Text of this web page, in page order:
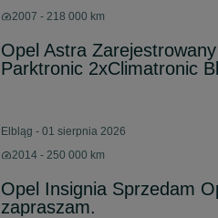
2007 - 218 000 km
Opel Astra
Parktronic 2xClimatronic
Elbląg - 01 sierpnia 2026
2014 - 250 000 km
Opel Insignia Sprzedam
zapraszam.